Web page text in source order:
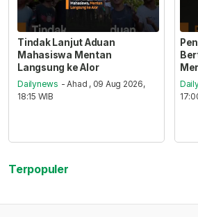
Tindak Lanjut Aduan
Mahasiswa Mentan
Langsung ke Alor
Dailynews - Ahad , 09 Aug 2026,
18:15 WIB
Terpopuler